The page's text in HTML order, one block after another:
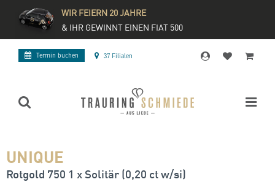
WIR FEIERN 20 JAHRE
& IHR GEWINNT EINEN FIAT 500
Termin buchen 37 Filialen
UNIQUE
Rotgold 750 1 x Solitär (0,20 ct w/si)